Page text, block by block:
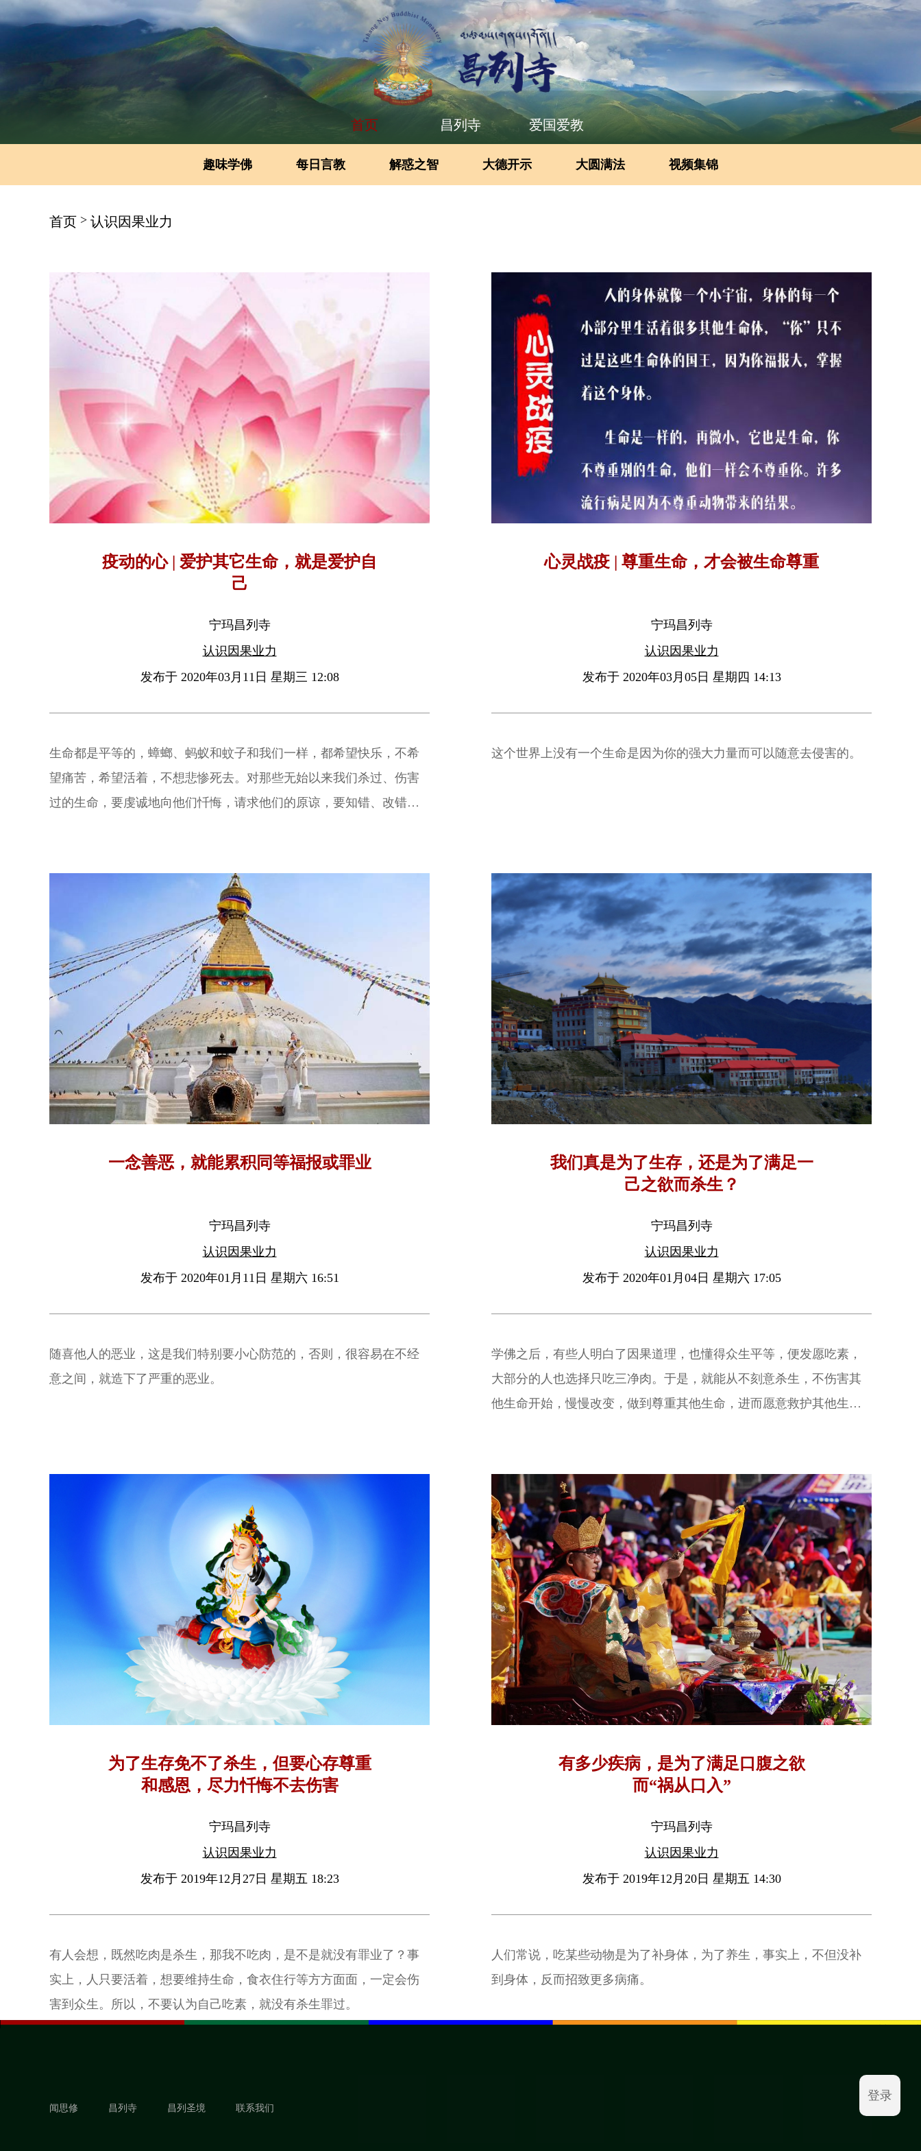
首页 昌列寺 爱国爱教
趣味学佛 每日言教 解惑之智 大德开示 大圆满法 视频集锦
首页 > 认识因果业力
疫动的心 | 爱护其它生命，就是爱护自
己
宁玛昌列寺
认识因果业力
发布于 2020年03月11日 星期三 12:08
生命都是平等的，蟑螂、蚂蚁和蚊子和我们一样，都希望快乐，不希
望痛苦，希望活着，不想悲惨死去。对那些无始以来我们杀过、伤害
过的生命，要虔诚地向他们忏悔，请求他们的原谅，要知错、改错，
心灵战疫 | 尊重生命，才会被生命尊重
宁玛昌列寺
认识因果业力
发布于 2020年03月05日 星期四 14:13
这个世界上没有一个生命是因为你的强大力量而可以随意去侵害的。
一念善恶，就能累积同等福报或罪业
宁玛昌列寺
认识因果业力
发布于 2020年01月11日 星期六 16:51
随喜他人的恶业，这是我们特别要小心防范的，否则，很容易在不经
意之间，就造下了严重的恶业。
我们真是为了生存，还是为了满足一
己之欲而杀生？
宁玛昌列寺
认识因果业力
发布于 2020年01月04日 星期六 17:05
学佛之后，有些人明白了因果道理，也懂得众生平等，便发愿吃素，
大部分的人也选择只吃三净肉。于是，就能从不刻意杀生，不伤害其
他生命开始，慢慢改变，做到尊重其他生命，进而愿意救护其他生
为了生存免不了杀生，但要心存尊重
和感恩，尽力忏悔不去伤害
宁玛昌列寺
认识因果业力
发布于 2019年12月27日 星期五 18:23
有人会想，既然吃肉是杀生，那我不吃肉，是不是就没有罪业了？事
实上，人只要活着，想要维持生命，食衣住行等方方面面，一定会伤
害到众生。所以，不要认为自己吃素，就没有杀生罪过。
有多少疾病，是为了满足口腹之欲
而“祸从口入”
宁玛昌列寺
认识因果业力
发布于 2019年12月20日 星期五 14:30
人们常说，吃某些动物是为了补身体，为了养生，事实上，不但没补
到身体，反而招致更多病痛。
闻思修 昌列寺 昌列圣境 联系我们
登录